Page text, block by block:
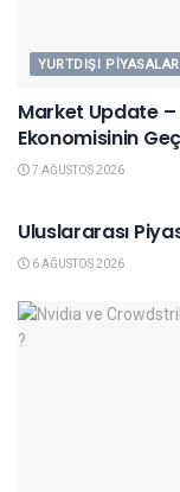
YURTDIŞI PIYASALAR
Market Update –
Ekonomisinin
7 AĞUSTOS 2026
Uluslararası
6 AĞUSTOS 2026